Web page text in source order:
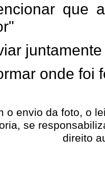
que
onde foi
o envio da foto, o
se
direito